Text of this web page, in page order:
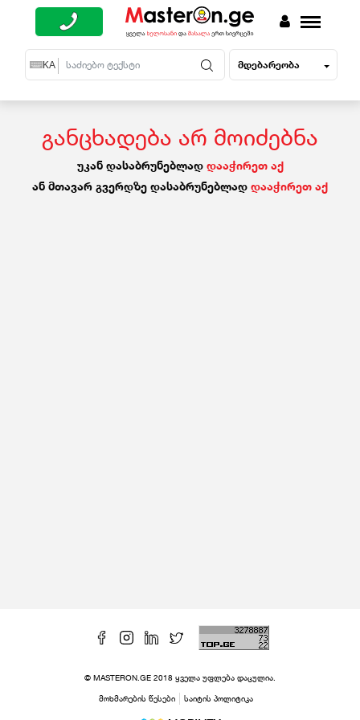
EN KA RU მდებარეობა
განცხადება არ მოიძებნა
უკან დასაბრუნებლად დააჭირეთ აქ
ან მთავარ გვერდზე დასაბრუნებლად დააჭირეთ აქ
© MASTERON.GE 2018 ყველა უფლება დაცულია.
მოხმარების წესები საიტის პოლიტიკა